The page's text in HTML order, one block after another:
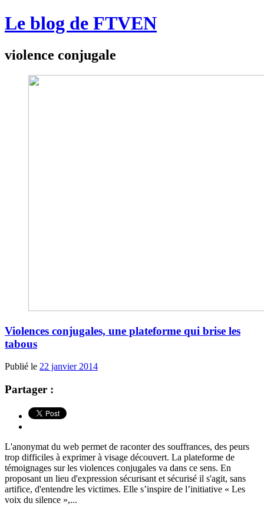
Le blog de FTVEN
violence conjugale
Violences conjugales, une plateforme qui brise les
tabous
Publié le 22 janvier 2014
Partager :
L'anonymat du web permet de raconter des souffrances, des peurs
trop difficiles à exprimer à visage découvert. La plateforme de
témoignages sur les violences conjugales va dans ce sens. En
proposant un lieu d'expression sécurisant et sécurisé il s'agit, sans
artifice, d'entendre les victimes. Elle s’inspire de l’initiative « Les
voix du silence »,...